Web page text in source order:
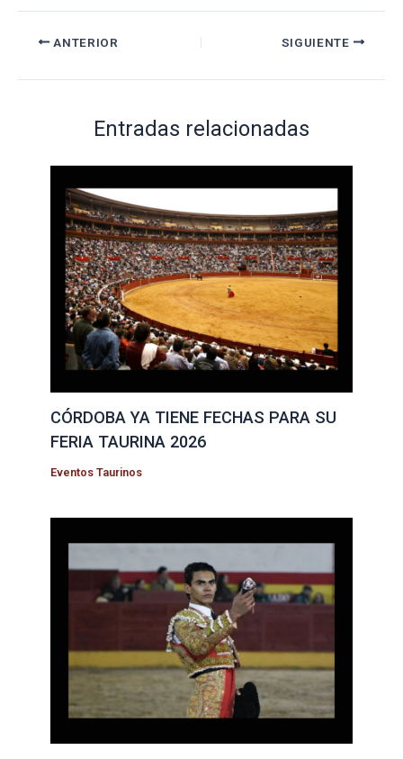
ANTERIOR SIGUIENTE
Entradas relacionadas
CÓRDOBA YA TIENE FECHAS PARA SU
FERIA TAURINA 2026
Eventos Taurinos